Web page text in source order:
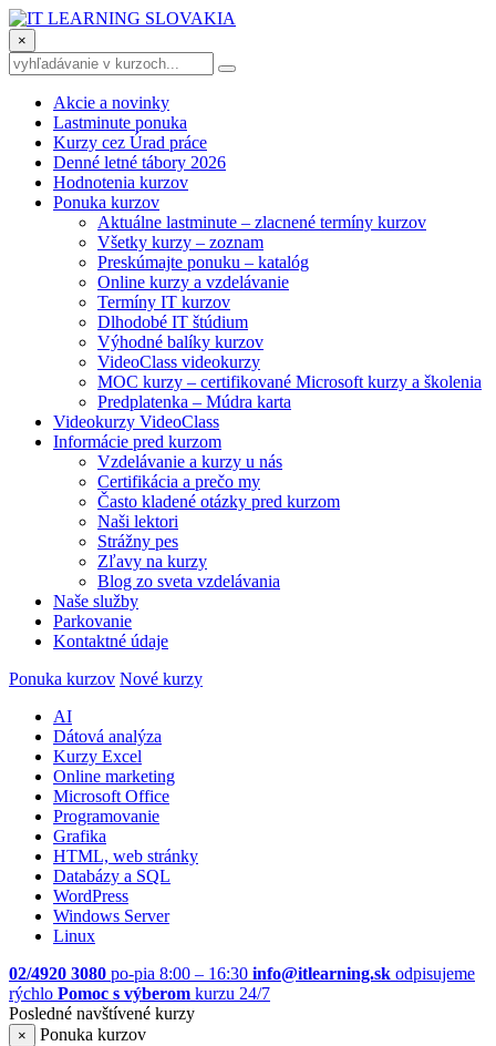
×
Akcie a novinky
Lastminute ponuka
Kurzy cez Úrad práce
Denné letné tábory 2026
Hodnotenia kurzov
Ponuka kurzov
Aktuálne lastminute – zlacnené termíny kurzov
Všetky kurzy – zoznam
Preskúmajte ponuku – katalóg
Online kurzy a vzdelávanie
Termíny IT kurzov
Dlhodobé IT štúdium
Výhodné balíky kurzov
VideoClass videokurzy
MOC kurzy – certifikované Microsoft kurzy a školenia
Predplatenka – Múdra karta
Videokurzy VideoClass
Informácie pred kurzom
Vzdelávanie a kurzy u nás
Certifikácia a prečo my
Často kladené otázky pred kurzom
Naši lektori
Strážny pes
Zľavy na kurzy
Blog zo sveta vzdelávania
Naše služby
Parkovanie
Kontaktné údaje
Ponuka kurzov Nové kurzy
AI
Dátová analýza
Kurzy Excel
Online marketing
Microsoft Office
Programovanie
Grafika
HTML, web stránky
Databázy a SQL
WordPress
Windows Server
Linux
02/4920 3080 po-pia 8:00 – 16:30 info@itlearning.sk odpisujeme
rýchlo Pomoc s výberom kurzu 24/7
Posledné navštívené kurzy
×
Ponuka kurzov